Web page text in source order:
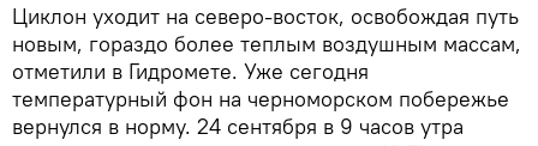
Циклон уходит на северо-восток, освобождая путь
новым, гораздо более теплым воздушным массам,
отметили в Гидромете. Уже сегодня
температурный фон на черноморском побережье
вернулся в норму. 24 сентября в 9 часов утра